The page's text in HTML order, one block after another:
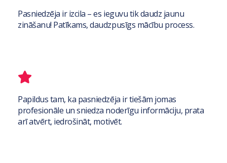
Pasniedzēja ir izcila – es ieguvu tik daudz jaunu
zināšanu! Patīkams, daudzpusīgs mācību process.
Papildus tam, ka pasniedzēja ir tiešām jomas
profesionāle un sniedza noderīgu informāciju, prata
arī atvērt, iedrošināt, motivēt.